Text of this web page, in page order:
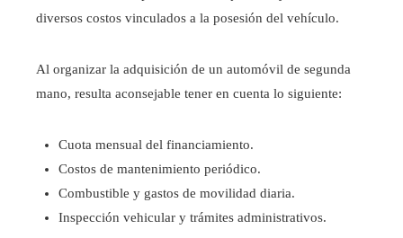
diversos costos vinculados a la posesión del vehículo.
Al organizar la adquisición de un automóvil de segunda
mano, resulta aconsejable tener en cuenta lo siguiente:
Cuota mensual del financiamiento.
Costos de mantenimiento periódico.
Combustible y gastos de movilidad diaria.
Inspección vehicular y trámites administrativos.